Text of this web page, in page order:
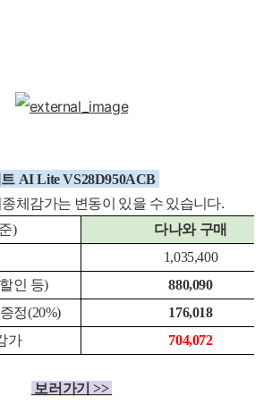
AI Lite VS28D950ACB
체감가는 변동이 있을 수 있습니다.
)
다나와 구매
1,035,400
인 등)
880,090
정(20%)
176,018
가
704,072
보러가기 >>